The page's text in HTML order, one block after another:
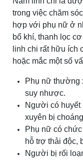
trong việc chăm
hợp với phụ nữ ở
bổ khí, thanh lọc
linh chi rất hữu ích
hoặc mắc một số
Phụ nữ thường
suy nhược.
Người có huyết
xuyên bị
Phụ nữ có
hỗ trợ thải độc,
Người bị rối